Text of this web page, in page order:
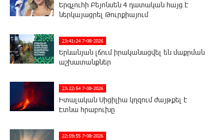
Երգչուհի Բեյոնսեն ​​4 դատական հայց է
ներկայացրել Թուրքիայում
23:41:24 7-08-2026
Երևանյան լճում իրականացվել են մաքրման
աշխատանքներ
23:22:54 7-08-2026
Իտալական Սիցիլիա կղզում ժայթքել է
Էտնա հրաբուխը
22:59:55 7-08-2026